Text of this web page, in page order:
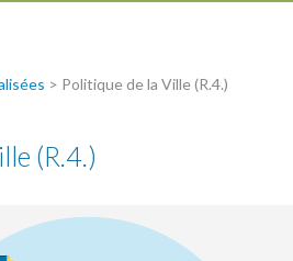
> Politique de la Ville (R.4.)
(R.4.)